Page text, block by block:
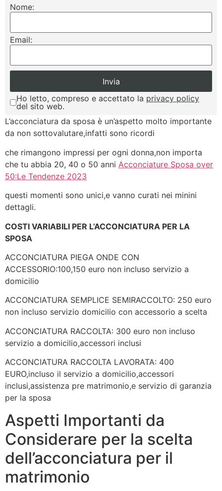
Nome:
Email:
Ho letto, compreso e accettato la privacy policy
del sito web.
L’acconciatura da sposa è un’aspetto molto importante
da non sottovalutare,infatti sono ricordi
che rimangono impressi per ogni donna,non importa
che tu abbia 20, 40 o 50 anni Acconciature Sposa over
50:Le Tendenze 2023
questi momenti sono unici,e vanno curati nei minini
dettagli.
COSTI VARIABILI PER L’ACCONCIATURA PER LA
SPOSA
ACCONCIATURA PIEGA ONDE CON
ACCESSORIO:100,150 euro non incluso servizio a
domicilio
ACCONCIATURA SEMPLICE SEMIRACCOLTO: 250 euro
non incluso servizio domicilio con accessorio a scelta
ACCONCIATURA RACCOLTA: 300 euro non incluso
servizio a domicilio,accessori inclusi
ACCONCIATURA RACCOLTA LAVORATA: 400
EURO,incluso il servizio a domicilio,accessori
inclusi,assistenza pre matrimonio,e servizio di garanzia
per la sposa
Aspetti Importanti da
Considerare per la scelta
dell’acconciatura per il
matrimonio